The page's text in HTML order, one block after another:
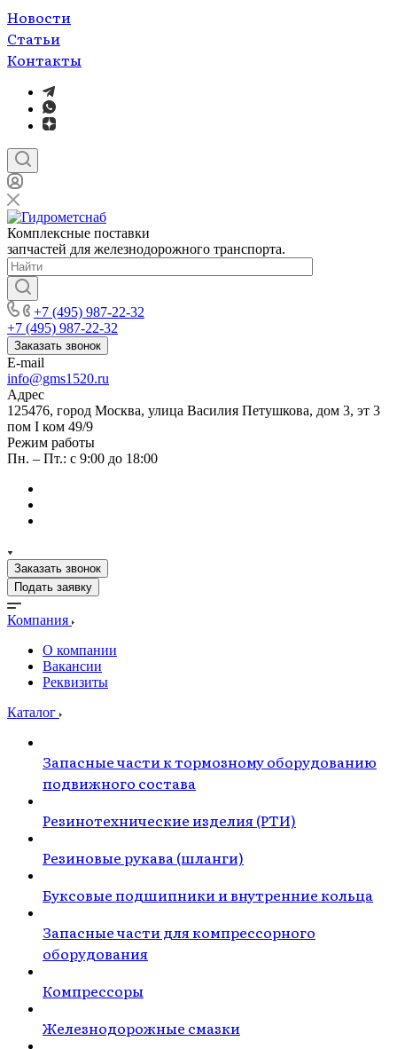
Новости
Статьи
Контакты
Комплексные поставки
запчастей для железнодорожного транспорта.
+7 (495) 987-22-32
+7 (495) 987-22-32
Заказать звонок
E-mail
info@gms1520.ru
Адрес
125476, город Москва, улица Василия Петушкова, дом 3, эт 3
пом I ком 49/9
Режим работы
Пн. – Пт.: с 9:00 до 18:00
Заказать звонок
Подать заявку
Компания
О компании
Вакансии
Реквизиты
Каталог
Запасные части к тормозному оборудованию
подвижного состава
Резинотехнические изделия (РТИ)
Резиновые рукава (шланги)
Буксовые подшипники и внутренние кольца
Запасные части для компрессорного
оборудования
Компрессоры
Железнодорожные смазки